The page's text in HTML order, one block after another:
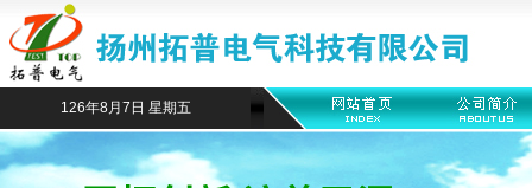
126年8月7日 星期五